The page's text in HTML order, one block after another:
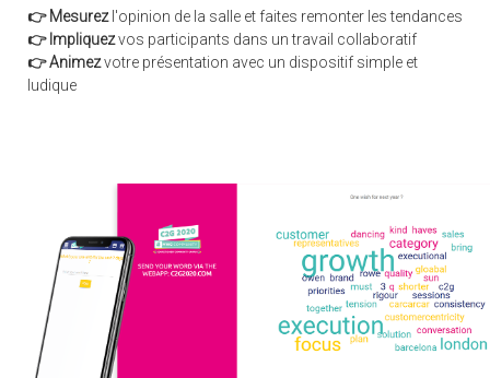
👉 Mesurez l'opinion de la salle et faites remonter les tendances
👉 Impliquezvos participants dans un travail collaboratif
👉Animezvotre présentation avec un dispositif simple et
ludique